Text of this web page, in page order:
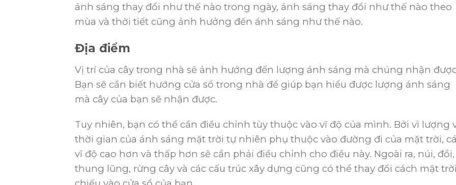
ánh sáng thay đổi như thế nào trong ngày, ánh sáng thay đổi như thế nào theo
mùa và thời tiết cũng ảnh hưởng đến ánh sáng như thế nào.
Địa điểm
Vị trí của cây trong nhà sẽ ảnh hưởng đến lượng ánh sáng mà chúng nhận
Bạn sẽ cần biết hướng cửa sổ trong nhà để giúp bạn hiểu được lượng ánh sáng
mà cây của bạn sẽ nhận được.
Tuy nhiên, bạn có thể cần điều chỉnh tùy thuộc vào vĩ độ của mình. Bởi vì lượng
thời gian của ánh sáng mặt trời tự nhiên phụ thuộc vào đường đi của mặt trời,
vĩ độ cao hơn và thấp hơn sẽ cần phải điều chỉnh cho điều này. Ngoài ra, núi, đồi,
thung lũng, rừng cây và các cấu trúc xây dựng cũng có thể thay đổi cách mặt